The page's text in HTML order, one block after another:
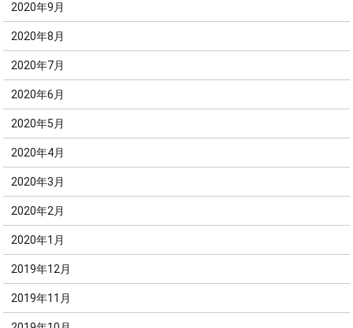
2020年9月
2020年8月
2020年7月
2020年6月
2020年5月
2020年4月
2020年3月
2020年2月
2020年1月
2019年12月
2019年11月